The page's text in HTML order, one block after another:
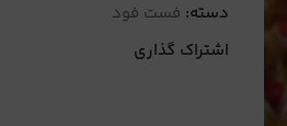
دسته: فست فود
اشتراک گذاری